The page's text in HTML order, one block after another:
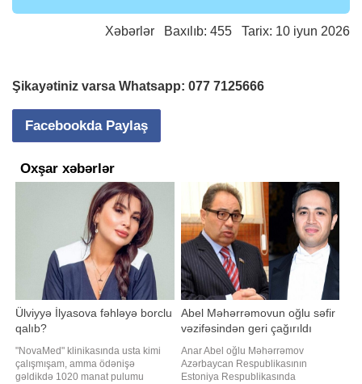
Xəbərlər Baxılıb: 455 Tarix: 10 iyun 2026
Şikayətiniz varsa Whatsapp: 077 7125666
Facebookda Paylaş
Oxşar xəbərlər
Ülviyyə İlyasova fəhləyə borclu
qalıb?
"NovaMed" klinikasında usta kimi
çalışmışam, amma ödənişə
gəldikdə 1020 manat pulumu
Abel Məhərrəmovun oğlu səfir
vəzifəsindən geri çağırıldı
Anar Abel oğlu Məhərrəmov
Azərbaycan Respublikasının
Estoniya Respublikasında